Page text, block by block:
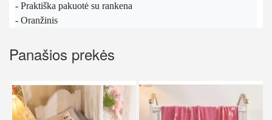
- Praktiška pakuotė su rankena
- Oranžinis
Panašios prekės